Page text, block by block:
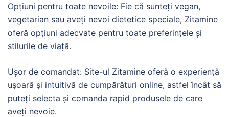
Opțiuni pentru toate nevoile: Fie că sunteți vegan,
vegetarian sau aveți nevoi dietetice speciale, Zitamine
oferă opțiuni adecvate pentru toate preferințele și
stilurile de viață.
Ușor de comandat: Site-ul Zitamine oferă o experiență
ușoară și intuitivă de cumpărături online, astfel încât să
puteți selecta și comanda rapid produsele de care
aveți nevoie.